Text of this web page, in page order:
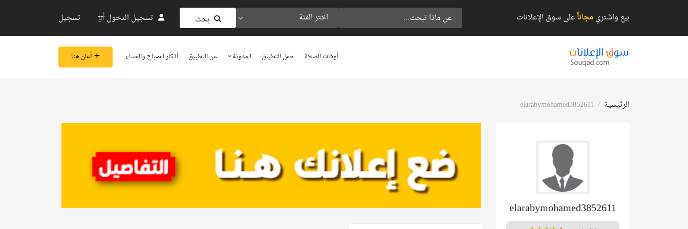
بيع واشتريمجاناًعلى سوق الإعلانات اختر الفئة بحث تسجيل الدخولأو تسجيل
أوقات الصلاة حمل التطبيق المدونة عن التطبيق أذكار الصباح والمساء أعلن هنـا
الرئيسية elarabymohamed3852611
elarabymohamed3852611